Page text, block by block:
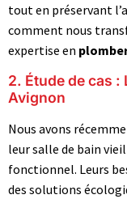
tout en préservant
comment nous
expertise en
2. Étude de cas :
Avignon
Nous avons
leur salle de bain
fonctionnel. Leurs
des solutions